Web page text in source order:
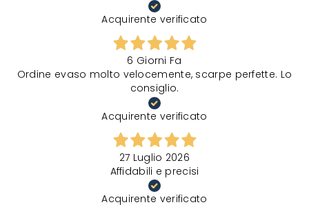
Acquirente verificato
6 Giorni Fa
Ordine evaso molto velocemente, scarpe perfette. Lo
consiglio.
Acquirente verificato
27 Luglio 2026
Affidabili e precisi
Acquirente verificato